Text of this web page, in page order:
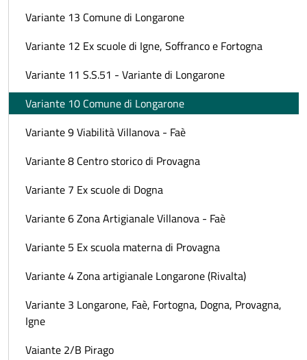
Variante 13 Comune di Longarone
Variante 12 Ex scuole di Igne, Soffranco e Fortogna
Variante 11 S.S.51 - Variante di Longarone
Variante 10 Comune di Longarone
Variante 9 Viabilità Villanova - Faè
Variante 8 Centro storico di Provagna
Variante 7 Ex scuole di Dogna
Variante 6 Zona Artigianale Villanova - Faè
Variante 5 Ex scuola materna di Provagna
Variante 4 Zona artigianale Longarone (Rivalta)
Variante 3 Longarone, Faè, Fortogna, Dogna, Provagna,
Igne
Vaiante 2/B Pirago